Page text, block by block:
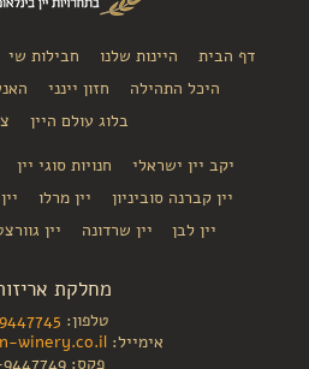
דף הבית היינות שלנו חבילות שי
היכל התהילה
חזון יינני
בלוג עולם היין
יקב יין ישראלי
חנויות סוגי יין
יין קברנה סוביניון
יין מרלו
יין לבן
יין שרדונה יין
מחלקת
טלפון:
אימייל: winery.co.il
פקס: 08-9447749